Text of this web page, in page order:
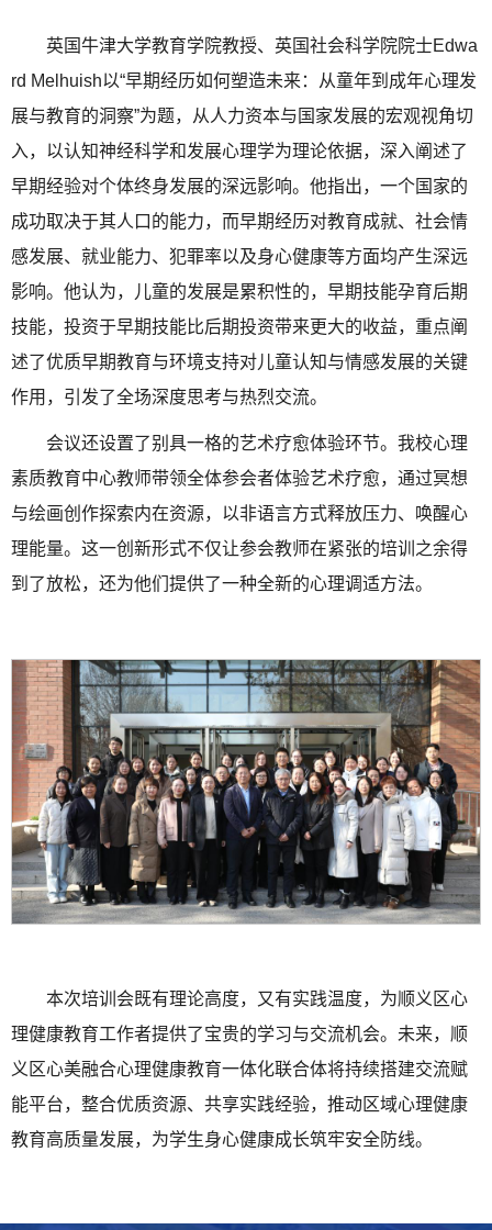
英国牛津大学教育学院教授、英国社会科学院院士Edwa
rd Melhuish以“早期经历如何塑造未来：从童年到成年心理发
展与教育的洞察”为题，从人力资本与国家发展的宏观视角切
入，以认知神经科学和发展心理学为理论依据，深入阐述了
早期经验对个体终身发展的深远影响。他指出，一个国家的
成功取决于其人口的能力，而早期经历对教育成就、社会情
感发展、就业能力、犯罪率以及身心健康等方面均产生深远
影响。他认为，儿童的发展是累积性的，早期技能孕育后期
技能，投资于早期技能比后期投资带来更大的收益，重点阐
述了优质早期教育与环境支持对儿童认知与情感发展的关键
作用，引发了全场深度思考与热烈交流。
会议还设置了别具一格的艺术疗愈体验环节。我校心理
素质教育中心教师带领全体参会者体验艺术疗愈，通过冥想
与绘画创作探索内在资源，以非语言方式释放压力、唤醒心
理能量。这一创新形式不仅让参会教师在紧张的培训之余得
到了放松，还为他们提供了一种全新的心理调适方法。
本次培训会既有理论高度，又有实践温度，为顺义区心
理健康教育工作者提供了宝贵的学习与交流机会。未来，顺
义区心美融合心理健康教育一体化联合体将持续搭建交流赋
能平台，整合优质资源、共享实践经验，推动区域心理健康
教育高质量发展，为学生身心健康成长筑牢安全防线。